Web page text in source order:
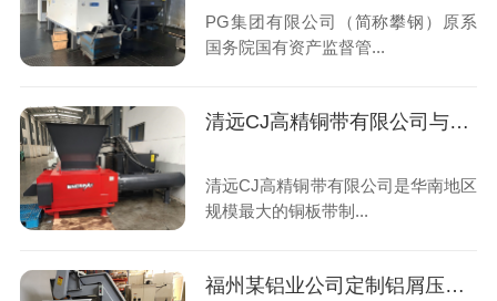
PG集团有限公司（简称攀钢）原系
国务院国有资产监督管...
清远CJ高精铜带有限公司与恩派特定制铜屑铜刨花压块机案例
清远CJ高精铜带有限公司是华南地区
规模最大的铜板带制...
福州某铝业公司定制铝屑压饼机案例